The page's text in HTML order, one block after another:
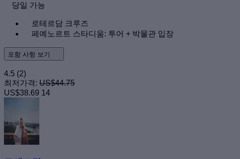
당일 가능
로테르담 크루즈
페예노르트 스타디움: 투어 + 박물관 입장
포함 사항 보기
4.5 (2)
최저가격: US$44.75
US$38.69 14